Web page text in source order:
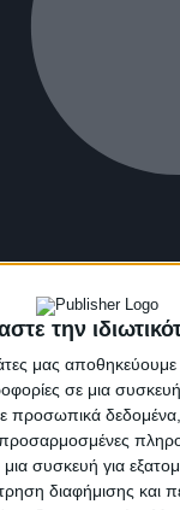
την
μας
σε μια
προσωπικά
προσαρμοσμένες
συσκευή για
διαφήμισης και